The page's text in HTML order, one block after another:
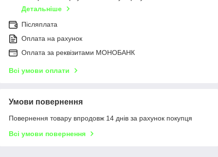
Детальніше
Післяплата
Оплата на рахунок
Оплата за реквізитами МОНОБАНК
Всі умови оплати
Умови повернення
Повернення товару впродовж 14 днів за рахунок покупця
Всі умови повернення